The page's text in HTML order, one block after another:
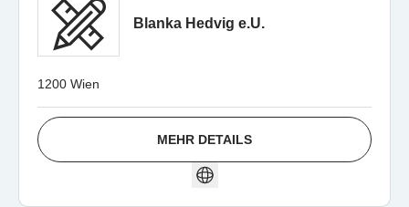
Blanka Hedvig e.U.
1200 Wien
MEHR DETAILS